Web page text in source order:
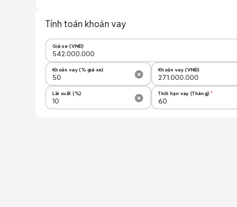
Tính toán khoản vay
Giá xe (VNĐ)
Khoản vay (% giá xe) Khoản vay (VNĐ)
Lãi suất (%) Thời hạn vay (Tháng)